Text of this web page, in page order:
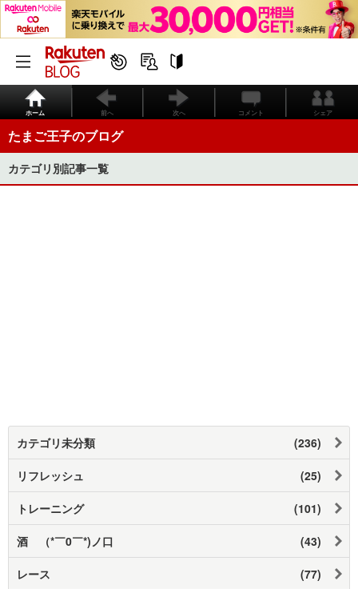
ホーム 前へ 次へ コメント シェア
たまご王子のブログ
カテゴリ別記事一覧
カテゴリ未分類 (236)
リフレッシュ (25)
トレーニング (101)
酒 （*￣0￣*)ノ口 (43)
レース (77)